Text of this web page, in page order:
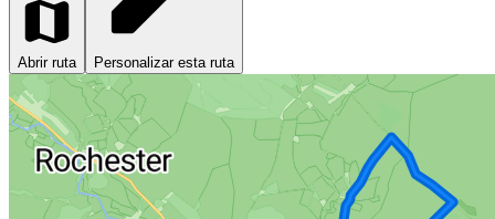
Abrir ruta Personalizar esta ruta